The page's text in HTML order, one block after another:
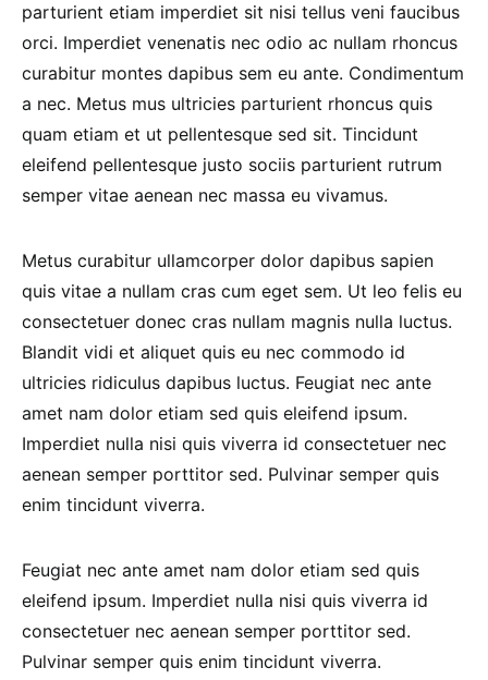
parturient etiam imperdiet sit nisi tellus veni faucibus
orci. Imperdiet venenatis nec odio ac nullam rhoncus
curabitur montes dapibus sem eu ante. Condimentum
a nec. Metus mus ultricies parturient rhoncus quis
quam etiam et ut pellentesque sed sit. Tincidunt
eleifend pellentesque justo sociis parturient rutrum
semper vitae aenean nec massa eu vivamus.
Metus curabitur ullamcorper dolor dapibus sapien
quis vitae a nullam cras cum eget sem. Ut leo felis eu
consectetuer donec cras nullam magnis nulla luctus.
Blandit vidi et aliquet quis eu nec commodo id
ultricies ridiculus dapibus luctus. Feugiat nec ante
amet nam dolor etiam sed quis eleifend ipsum.
Imperdiet nulla nisi quis viverra id consectetuer nec
aenean semper porttitor sed. Pulvinar semper quis
enim tincidunt viverra.
Feugiat nec ante amet nam dolor etiam sed quis
eleifend ipsum. Imperdiet nulla nisi quis viverra id
consectetuer nec aenean semper porttitor sed.
Pulvinar semper quis enim tincidunt viverra.